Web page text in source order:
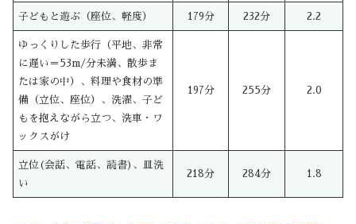
子どもと遊ぶ（座位、軽度） 179分 232分 2.2
ゆっくりした歩行（平地、非常
に遅い＝53m/分未満、散歩ま
たは家の中）、料理や食材の準
備（立位、座位）、洗濯、子ど
もを抱えながら立つ、洗車・ワ
ックスがけ
197分 255分 2.0
立位(会話、電話、読書)、皿洗
い
218分 284分 1.8